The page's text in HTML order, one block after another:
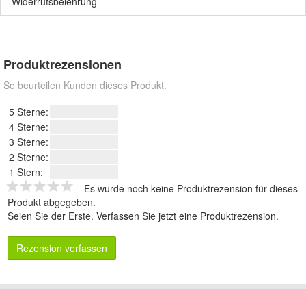
Produktrezensionen
So beurteilen Kunden dieses Produkt.
5 Sterne:
4 Sterne:
3 Sterne:
2 Sterne:
1 Stern:
Es wurde noch keine Produktrezension für dieses
Produkt abgegeben.
Seien Sie der Erste. Verfassen Sie jetzt eine Produktrezension.
Rezension verfassen